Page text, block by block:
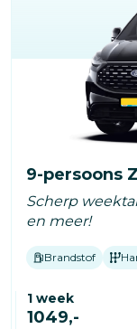
9-persoons
Scherp
en meer!
Brandstof
1 week
1049,-